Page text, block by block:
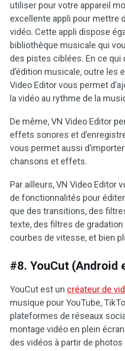
utiliser pour votre appareil
excellente appli pour mettre
vidéo. Cette appli dispose
bibliothèque musicale qui
des pistes ciblées. En ce
d’édition musicale, outre les
Video Editor vous permet
la vidéo au rythme de la
De même, VN Video Editor
effets sonores et
vous permet aussi
chansons et effets.
Par ailleurs, VN Video Editor
de fonctionnalités pour
que des transitions, des
texte, des filtres de
courbes de vitesse, et bien
#8. YouCut (Android
YouCut est un créateur de
musique pour YouTube,
plateformes de réseaux
montage vidéo en plein
des vidéos à partir de